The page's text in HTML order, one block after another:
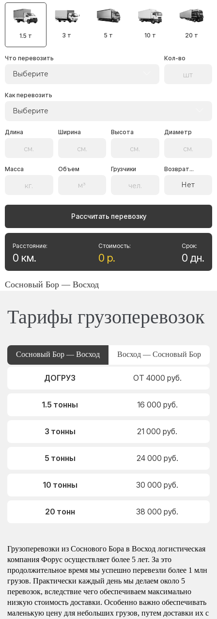
1.5 т 3 т 5 т 10 т 20 т
Что перевозить
Выберите
Кол-во
Как перевозить
Выберите
Длина Ширина Высота Диаметр
Масса Объем Грузчики Возврат...
Нет
Рассчитать перевозку
Стоимость:
0 р.
Расстояние:
0 км.
Срок:
0 дн.
Сосновый Бор — Восход
Тарифы грузоперевозок
Сосновый Бор — Восход Восход — Сосновый Бор
ДОГРУЗ ОТ 4000 руб.
1.5 тонны 16 000 руб.
3 тонны 21 000 руб.
5 тонны 24 000 руб.
10 тонны 30 000 руб.
20 тонн 38 000 руб.
Грузоперевозки из Соснового Бора в Восход логистическая
компания Форус осуществляет более 5 лет. За это
продолжительное время мы успешно перевезли более 1 млн
грузов. Практически каждый день мы делаем около 5
перевозок, вследствие чего обеспечиваем максимально
низкую стоимость доставки. Особенно важно обеспечивать
маленькую цену для небольших грузов, путем доставки их с